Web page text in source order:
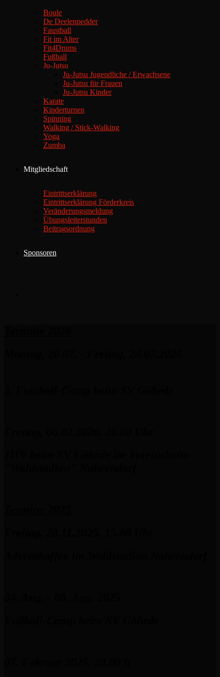
Boule
De Deelenpedder
Faustball
Fit im Alter
Fit4Drums
Fußball
Ju-Jutsu
Ju-Jutsu Jugendliche / Erwachsene
Ju-Jutsu für Frauen
Ju-Jutsu Kinder
Karate
Kinderturnen
Spinning
Walking / Stick-Walking
Yoga
Zumba
Mitgliedschaft
Eintrittserklärung
Eintrittserklärung Förderkreis
Veränderungsmeldung
Übungsleiterstunden
Beitragsordnung
Sponsoren